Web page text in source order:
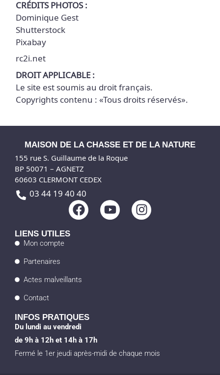
CRÉDITS PHOTOS :
Dominique Gest
Shutterstock
Pixabay
rc2i.net
DROIT APPLICABLE :
Le site est soumis au droit français.
Copyrights contenu : «Tous droits réservés».
MAISON DE LA CHASSE ET DE LA NATURE
155 rue S. Guillaume de la Roque
BP 50071 – AGNETZ
60603 CLERMONT CEDEX
03 44 19 40 40
F
a
o
Y
o
I
n
LIENS UTILES
Mon compte
Partenaires
Actes malveillants
Contact
INFOS PRATIQUES
Du lundi au vendredi
de 9h à 12h et 14h à 17h
Fermé le 1er jeudi après-midi de chaque mois